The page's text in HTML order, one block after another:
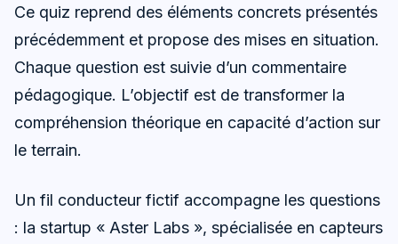
Ce quiz reprend des éléments concrets présentés
précédemment et propose des mises en situation.
Chaque question est suivie d’un commentaire
pédagogique. L’objectif est de transformer la
compréhension théorique en capacité d’action sur
le terrain.
Un fil conducteur fictif accompagne les questions
: la startup « Aster Labs », spécialisée en capteurs